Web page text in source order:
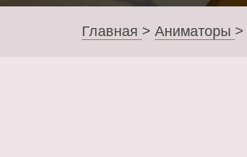
Главная > Аниматоры >